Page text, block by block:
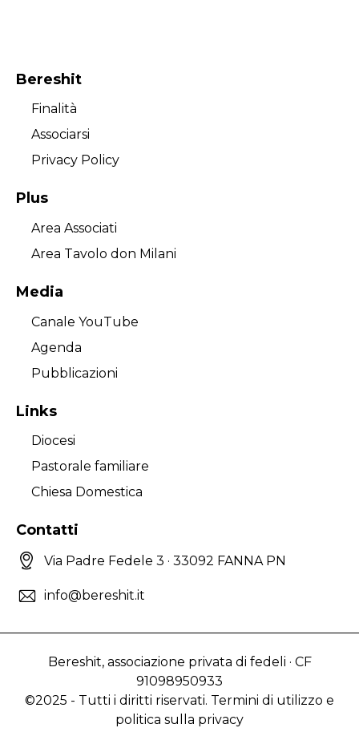
Bereshit
Finalità
Associarsi
Privacy Policy
Plus
Area Associati
Area Tavolo don Milani
Media
Canale YouTube
Agenda
Pubblicazioni
Links
Diocesi
Pastorale familiare
Chiesa Domestica
Contatti
Via Padre Fedele 3 · 33092 FANNA PN
info@bereshit.it
Bereshit, associazione privata di fedeli · CF
91098950933
©2025 - Tutti i diritti riservati. Termini di utilizzo e
politica sulla privacy